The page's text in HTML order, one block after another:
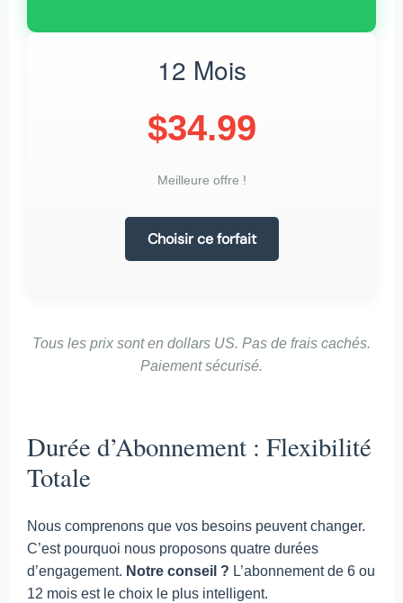
12 Mois
$34.99
Meilleure offre !
Choisir ce forfait
Tous les prix sont en dollars US. Pas de frais cachés.
Paiement sécurisé.
Durée d’Abonnement : Flexibilité
Totale
Nous comprenons que vos besoins peuvent changer.
C’est pourquoi nous proposons quatre durées
d’engagement. Notre conseil ? L’abonnement de 6 ou
12 mois est le choix le plus intelligent.